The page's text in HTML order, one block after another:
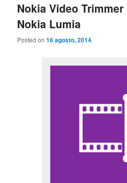
Nokia Video
Nokia Lumia
Posted on16 agosto, 2014